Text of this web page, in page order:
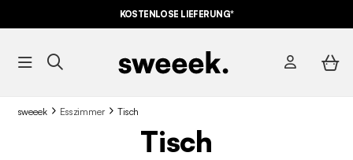
KOSTENLOSE LIEFERUNG*
sweeek Esszimmer Tisch
Tisch